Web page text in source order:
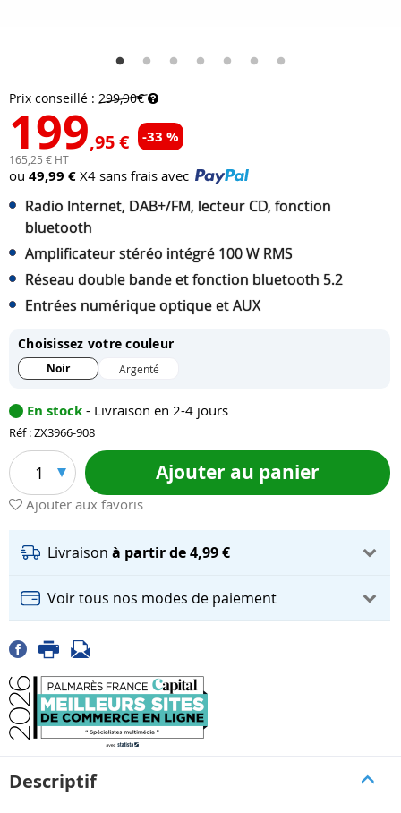
Prix conseillé : 299,90€
199,95 € -33 %
165,25 € HT
ou 49,99 € X4 sans frais avec
Radio Internet, DAB+/FM, lecteur CD, fonction
bluetooth
Amplificateur stéréo intégré 100 W RMS
Réseau double bande et fonction bluetooth 5.2
Entrées numérique optique et AUX
Choisissez votre couleur
Noir Argenté
En stock - Livraison en 2-4 jours
Réf : ZX3966-908
1 Ajouter au panier
Ajouter aux favoris
Livraison à partir de 4,99 €
Voir tous nos modes de paiement
Descriptif